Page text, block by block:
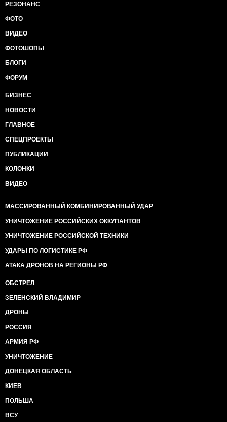
РЕЗОНАНС
ФОТО
ВИДЕО
ФОТОШОПЫ
БЛОГИ
ФОРУМ
БИЗНЕС
НОВОСТИ
ГЛАВНОЕ
СПЕЦПРОЕКТЫ
ПУБЛИКАЦИИ
КОЛОНКИ
ВИДЕО
МАССИРОВАННЫЙ КОМБИНИРОВАННЫЙ УДАР
УНИЧТОЖЕНИЕ РОССИЙСКИХ ОККУПАНТОВ
УНИЧТОЖЕНИЕ РОССИЙСКОЙ ТЕХНИКИ
УДАРЫ ПО ЛОГИСТИКЕ РФ
АТАКА ДРОНОВ НА РЕГИОНЫ РФ
ОБСТРЕЛ
ЗЕЛЕНСКИЙ ВЛАДИМИР
ДРОНЫ
РОССИЯ
АРМИЯ РФ
УНИЧТОЖЕНИЕ
ДОНЕЦКАЯ ОБЛАСТЬ
КИЕВ
ПОЛЬША
ВСУ